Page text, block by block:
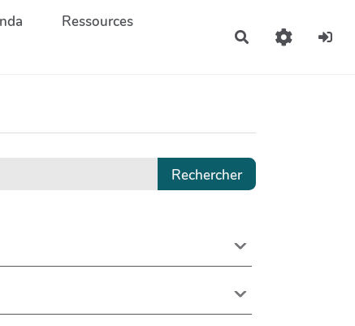
Ressources
Rechercher